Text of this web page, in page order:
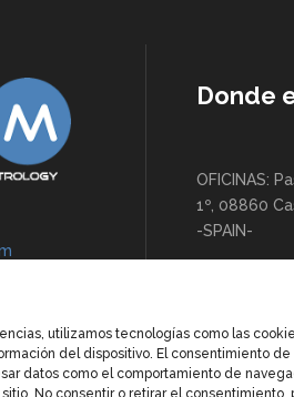
utilizamos tecnologías como las
del dispositivo. El consentimiento de
datos como el comportamiento de
No consentir o retirar el consentimiento,
Donde
OFICINAS:
1º, 08860
-SPAIN-
LOCAL: C/
SPAIN-